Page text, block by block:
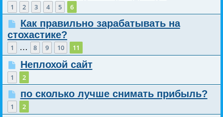
1 2 3 4 5 6
Как правильно зарабатывать на
стохастике?
1 … 8 9 10 11
Неплохой сайт
1 2
по сколько лучше снимать прибыль?
1 2